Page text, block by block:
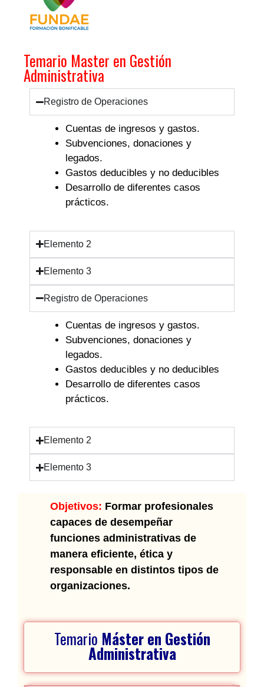
Temario Master en Gestión
Administrativa
Registro de Operaciones
Cuentas de ingresos y gastos.
Subvenciones, donaciones y
legados.
Gastos deducibles y no deducibles
Desarrollo de diferentes casos
prácticos.
Elemento 2
Elemento 3
Registro de Operaciones
Cuentas de ingresos y gastos.
Subvenciones, donaciones y
legados.
Gastos deducibles y no deducibles
Desarrollo de diferentes casos
prácticos.
Elemento 2
Elemento 3
Objetivos: Formar profesionales
capaces de desempeñar
funciones administrativas de
manera eficiente, ética y
responsable en distintos tipos de
organizaciones.
Temario Máster en Gestión
Administrativa